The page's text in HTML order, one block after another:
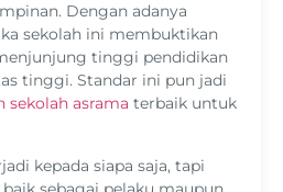
Dengan adanya
sekolah ini membuktikan
tinggi pendidikan
tinggi. Standar ini pun jadi
sekolah asrama terbaik untuk
kepada siapa saja, tapi